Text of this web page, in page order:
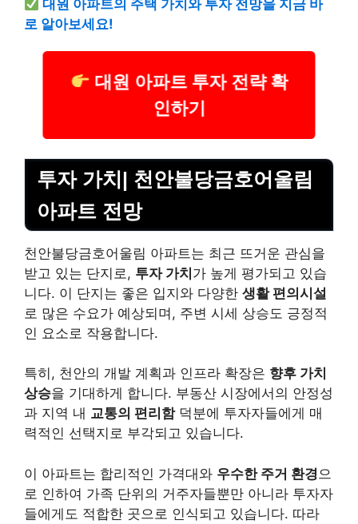
대원 아파트의 주택 가치와 투자 전망을 지금 바
로 알아보세요!
대원 아파트 투자 전략 확
인하기
투자 가치| 천안불당금호어울림
아파트 전망
천안불당금호어울림 아파트는 최근 뜨거운 관심을
받고 있는 단지로, 투자 가치가 높게 평가되고 있습
니다. 이 단지는 좋은 입지와 다양한 생활 편의시설
로 많은 수요가 예상되며, 주변 시세 상승도 긍정적
인 요소로 작용합니다.
특히, 천안의 개발 계획과 인프라 확장은 향후 가치
상승을 기대하게 합니다. 부동산 시장에서의 안정성
과 지역 내 교통의 편리함덕분에 투자자들에게 매
력적인 선택지로 부각되고 있습니다.
이 아파트는 합리적인 가격대와 우수한 주거 환경 으
로 인하여 가족 단위의 거주자들뿐만 아니라 투자자
들에게도 적합한 곳으로 인식되고 있습니다. 따라